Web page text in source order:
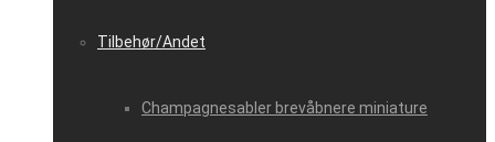
Tilbehør/Andet
Champagnesabler brevåbnere miniature